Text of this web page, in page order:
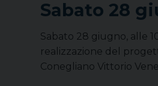
Sabato 28
Sabato 28 giugno, alle
realizzazione del
Conegliano Vittorio